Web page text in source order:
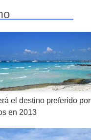
el destino preferido por
en 2013